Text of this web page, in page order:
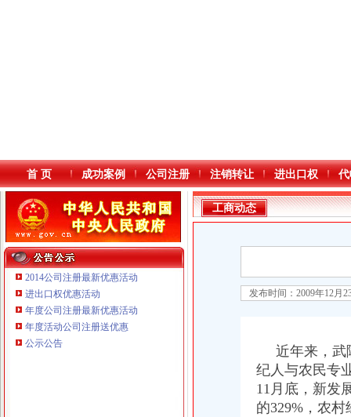
本站导航
首 页 成功案例 公司注册 注销转让 进出口权
2014公司注册最新优惠活动
进出口权优惠活动
年度公司注册最新优惠活动
年度活动公司注册送优惠
公示公告
工商动态
发布时间：2009年12月
近年来，武
纪人与农民专
11月底，新发
的329%，农